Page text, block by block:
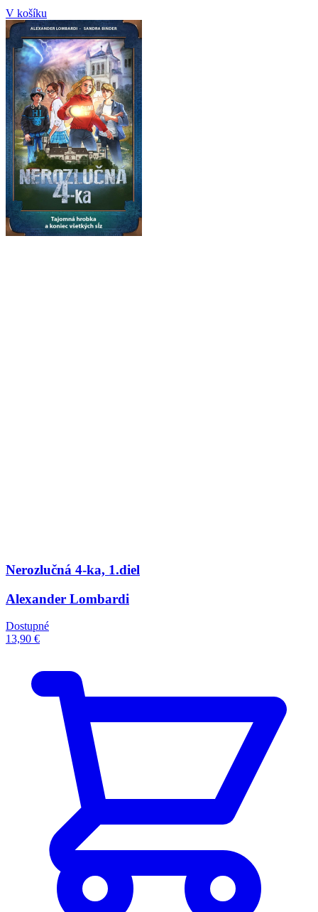
V košíku
Nerozlučná 4-ka, 1.diel
Alexander Lombardi
Dostupné
13,90 €